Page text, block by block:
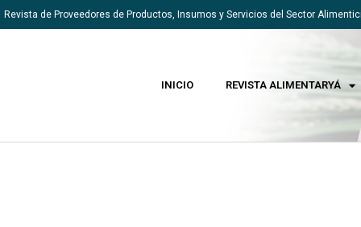
Revista de Proveedores de Productos, Insumos y Servicios del Sector
INICIO
REVISTA ALIMENTARYÁ